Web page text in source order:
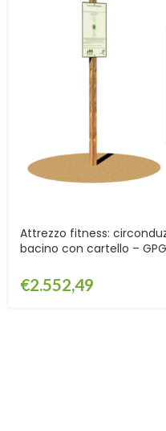
Attrezzo fitness:
bacino con cartello –
€2.552,49